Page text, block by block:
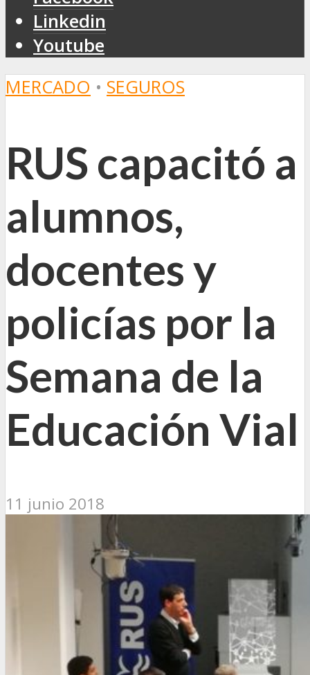
Linkedin
Youtube
MERCADO • SEGUROS
RUS capacitó a
alumnos,
docentes y
policías por la
Semana de la
Educación Vial
11 junio 2018